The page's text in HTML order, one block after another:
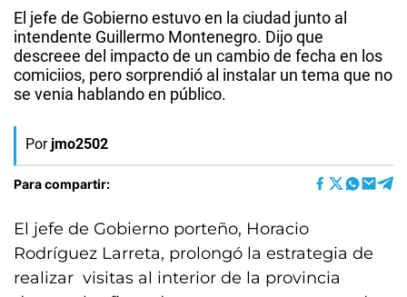
El jefe de Gobierno estuvo en la ciudad junto al
intendente Guillermo Montenegro. Dijo que
descreee del impacto de un cambio de fecha en los
comiciios, pero sorprendió al instalar un tema que no
se venia hablando en público.
Por jmo2502
Para compartir:
El jefe de Gobierno porteño, Horacio
Rodríguez Larreta, prolongó la estrategia de
realizar visitas al interior de la provincia